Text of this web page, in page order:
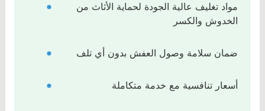
مواد تغليف عالية الجودة لحماية الأثاث من
الخدوش والكسر
ضمان سلامة وصول العفش بدون أي تلف
أسعار تنافسية مع خدمة متكاملة